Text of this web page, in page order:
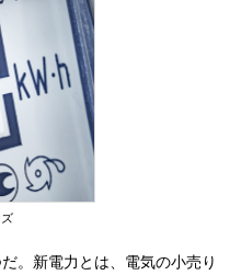
。新電力とは、電気の小売り